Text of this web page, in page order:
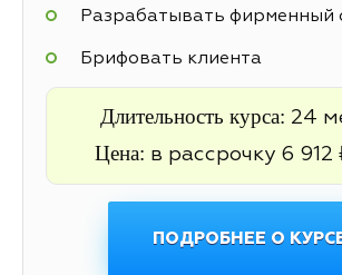
Разрабатывать фирменный
Брифовать клиента
Длительность курса: 24
Цена: в рассрочку 6
ПОДРОБНЕЕ О